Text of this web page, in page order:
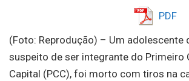
PDF
(Foto: Reprodução) – Um adolescente
suspeito de ser integrante do Primeiro
Capital (PCC), foi morto com tiros na